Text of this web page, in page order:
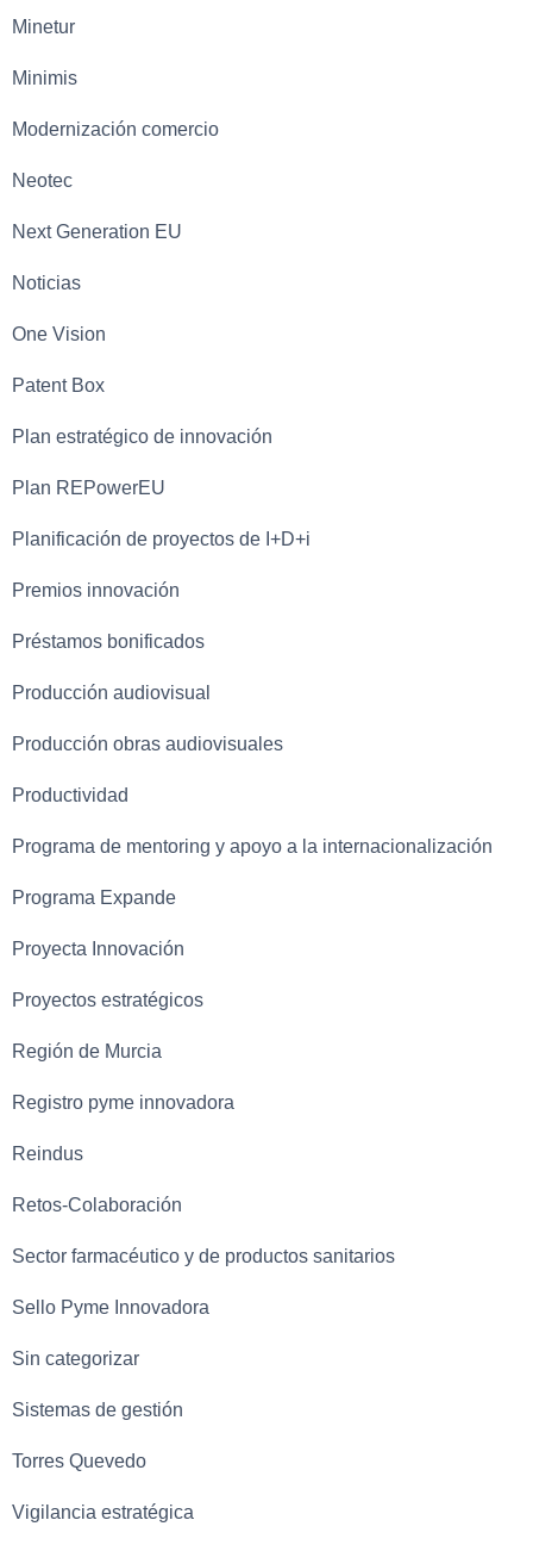
Minetur
Minimis
Modernización comercio
Neotec
Next Generation EU
Noticias
One Vision
Patent Box
Plan estratégico de innovación
Plan REPowerEU
Planificación de proyectos de I+D+i
Premios innovación
Préstamos bonificados
Producción audiovisual
Producción obras audiovisuales
Productividad
Programa de mentoring y apoyo a la internacionalización
Programa Expande
Proyecta Innovación
Proyectos estratégicos
Región de Murcia
Registro pyme innovadora
Reindus
Retos-Colaboración
Sector farmacéutico y de productos sanitarios
Sello Pyme Innovadora
Sin categorizar
Sistemas de gestión
Torres Quevedo
Vigilancia estratégica